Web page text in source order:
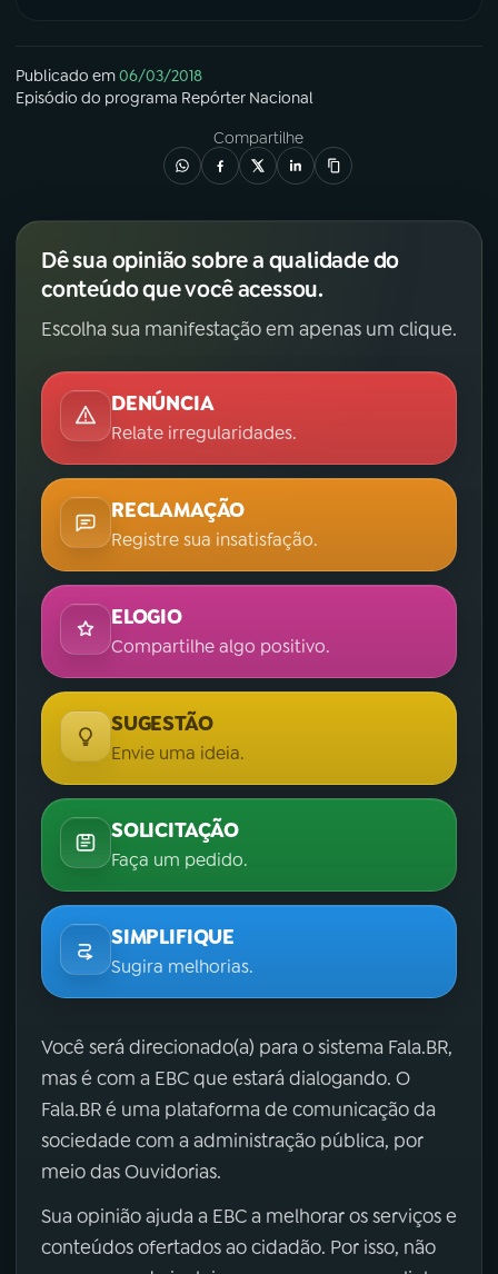
Publicado em06/03/2018
Episódio do programa Repórter Nacional
Compartilhe
Dê sua opinião sobre a qualidade do
conteúdo que você acessou.
Escolha sua manifestação em apenas um clique.
DENÚNCIA
Relate irregularidades.
RECLAMAÇÃO
Registre sua insatisfação.
ELOGIO
Compartilhe algo positivo.
SUGESTÃO
Envie uma ideia.
SOLICITAÇÃO
Faça um pedido.
SIMPLIFIQUE
Sugira melhorias.
Você será direcionado(a) para o sistema Fala.BR,
mas é com a EBC que estará dialogando. O
Fala.BR é uma plataforma de comunicação da
sociedade com a administração pública, por
meio das Ouvidorias.
Sua opinião ajuda a EBC a melhorar os serviços e
conteúdos ofertados ao cidadão. Por isso, não